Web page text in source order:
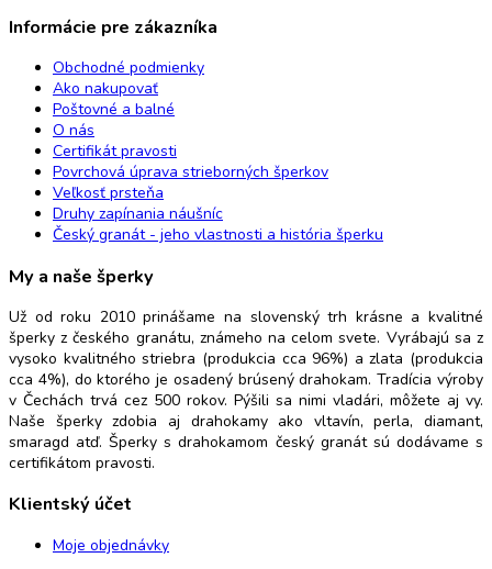
Informácie pre zákazníka
Obchodné podmienky
Ako nakupovať
Poštovné a balné
O nás
Certifikát pravosti
Povrchová úprava strieborných šperkov
Veľkosť prsteňa
Druhy zapínania náušníc
Český granát - jeho vlastnosti a história šperku
My a naše šperky
Už od roku 2010 prinášame na slovenský trh krásne a kvalitné
šperky z českého granátu, známeho na celom svete. Vyrábajú sa z
vysoko kvalitného striebra (produkcia cca 96%) a zlata (produkcia
cca 4%), do ktorého je osadený brúsený drahokam. Tradícia výroby
v Čechách trvá cez 500 rokov. Pýšili sa nimi vladári, môžete aj vy.
Naše šperky zdobia aj drahokamy ako vltavín, perla, diamant,
smaragd atď. Šperky s drahokamom český granát sú dodávame s
certifikátom pravosti.
Klientský účet
Moje objednávky